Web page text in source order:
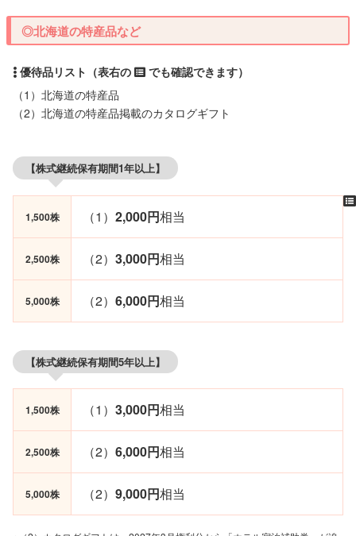
◎北海道の特産品など
（1）北海道の特産品
（2）北海道の特産品掲載のカタログギフト
【株式継続保有期間1年以上】
1,500株 （1）2,000円相当
2,500株 （2）3,000円相当
5,000株 （2）6,000円相当
【株式継続保有期間5年以上】
1,500株 （1）3,000円相当
2,500株 （2）6,000円相当
5,000株 （2）9,000円相当